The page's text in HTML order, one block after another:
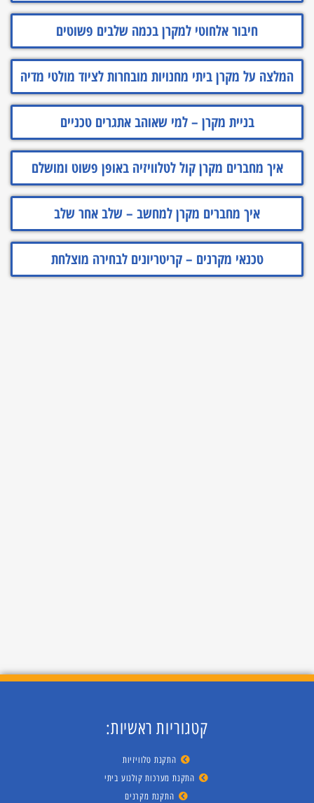
חיבור אלחוטי למקרן בכמה שלבים פשוטים
המלצה על מקרן ביתי מחנויות מובחרות לציוד מולטי מדיה
בניית מקרן – למי שאוהב אתגרים טכניים
איך מחברים מקרן קול לטלוויזיה באופן פשוט ומושלם
איך מחברים מקרן למחשב – שלב אחר שלב
טכנאי מקרנים – קריטריונים לבחירה מוצלחת
קטגוריות ראשיות:
התקנת טלוויזיות
התקנת מערכות קולנוע ביתי
התקנת מקרנים